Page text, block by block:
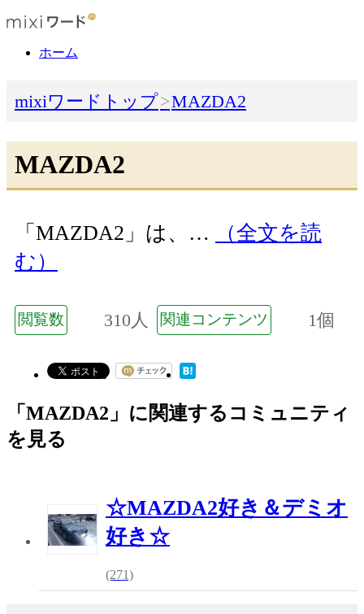
ホーム
mixiワードトップ MAZDA2
MAZDA2
「MAZDA2」は、…
（全文を読
む）
閲覧数 310人 関連コンテンツ 1個
「MAZDA2」に関連するコミュニティ
を見る
☆MAZDA2好き＆デミオ
好き☆
(271)